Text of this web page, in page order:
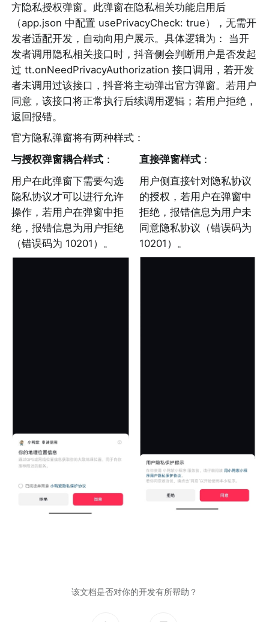
方隐私授权弹窗。此弹窗在隐私相关功能启用后
（app.json 中配置 usePrivacyCheck: true），无需开
发者适配开发，自动向用户展示。具体逻辑为： 当开
发者调用隐私相关接口时，抖音侧会判断用户是否发起
过 tt.onNeedPrivacyAuthorization 接口调用，若开发
者未调用过该接口，抖音将主动弹出官方弹窗。若用户
同意，该接口将正常执行后续调用逻辑；若用户拒绝，
返回报错。
官方隐私弹窗将有两种样式：
与授权弹窗耦合样式 ：
用户在此弹窗下需要勾选
隐私协议才可以进行允许
操作，若用户在弹窗中拒
绝，报错信息为用户拒绝
（错误码为 10201）。
直接弹窗样式 ：
用户侧直接针对隐私协议
的授权，若用户在弹窗中
拒绝，报错信息为用户未
同意隐私协议（错误码为
10201）。
该文档是否对你的开发有所帮助？